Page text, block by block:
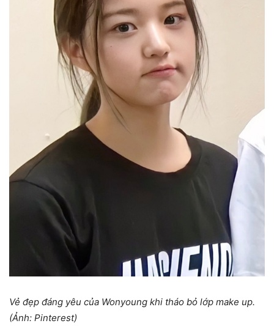
Vẻ đẹp đáng yêu của Wonyoung khi tháo bỏ lớp make up.
(Ảnh: Pinterest)